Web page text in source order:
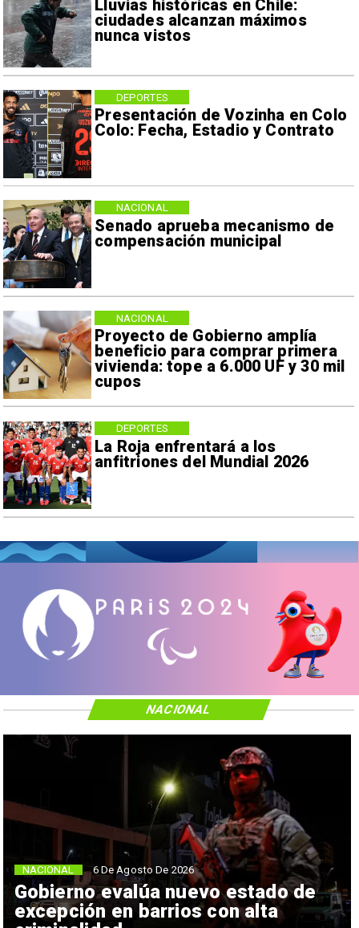
Lluvias históricas en Chile:
ciudades alcanzan máximos
nunca vistos
Presentación de Vozinha en Colo
Colo: Fecha, Estadio y Contrato
DEPORTES
Senado aprueba mecanismo de
compensación municipal
NACIONAL
Proyecto de Gobierno amplía
beneficio para comprar primera
vivienda: tope a 6.000 UF y 30 mil
cupos
NACIONAL
La Roja enfrentará a los
anfitriones del Mundial 2026
DEPORTES
Gobierno evalúa nuevo estado de
excepción en barrios con alta
NACIONAL 6 De Agosto De 2026
NACIONAL